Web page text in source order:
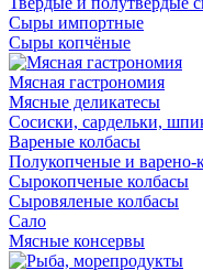
Сыры импортные
Сыры копчёные
Мясная гастрономия
Мясные деликатесы
Сосиски, сардельки,
Вареные колбасы
Полукопченые и варено-
Сырокопченые колбасы
Сыровяленые колбасы
Сало
Мясные консервы